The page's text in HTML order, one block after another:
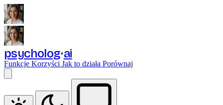
psycholog ai
Funkcje Korzyści Jak to działa Porównaj